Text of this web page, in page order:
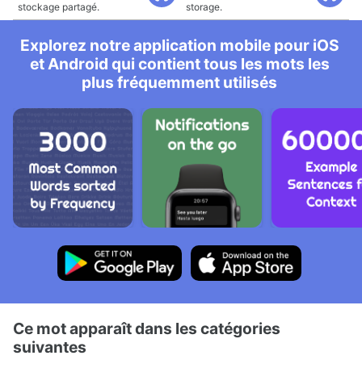
stockage partagé.
storage.
Explorez notre application mobile pour iOS
et Android qui contient tous les mots les
plus fréquemment utilisés
Ce mot apparaît dans les catégories
suivantes